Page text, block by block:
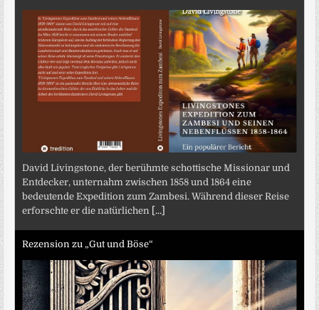
David Livingstone, der berühmte schottische Missionar und
Entdecker, unternahm zwischen 1858 und 1864 eine
bedeutende Expedition zum Zambesi. Während dieser Reise
erforschte er die natürlichen [...]
Rezension zu „Gut und Böse“